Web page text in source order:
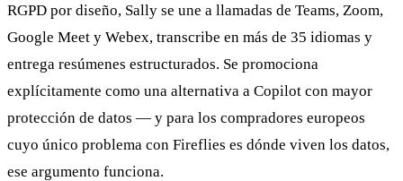
RGPD por diseño, Sally se une a llamadas de Teams, Zoom,
Google Meet y Webex, transcribe en más de 35 idiomas y
entrega resúmenes estructurados. Se promociona
explícitamente como una alternativa a Copilot con mayor
protección de datos — y para los compradores europeos
cuyo único problema con Fireflies es dónde viven los datos,
ese argumento funciona.